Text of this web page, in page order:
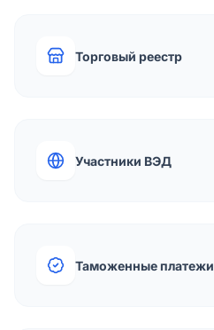
Торговый реестр
Участники ВЭД
Таможенные платежи